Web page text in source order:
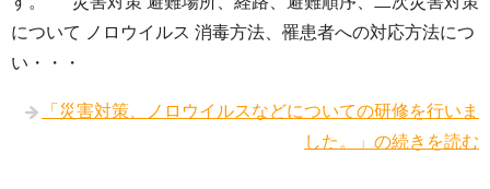
について ノロウイルス 消毒方法、罹患者への対応方法につ
い・・・
「災害対策、ノロウイルスなどについての研修を行いま
した。」の続きを読む